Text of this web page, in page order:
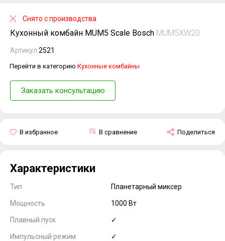
Кухонный комбайн MUM5 Scale Bosch MUM5XW20
Артикул 2521
Перейти в категорию Кухонные комбайны
Заказать консультацию
Поделиться
В сравнение
В избранное
Снято с производства
Характеристики
Тип Планетарный миксер
Мощность 1000 Вт
Плавный пуск ✓
Импульсный режим ✓